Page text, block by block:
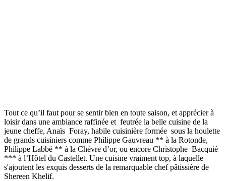
Tout ce qu’il faut pour se sentir bien en toute saison, et apprécier à
loisir dans une ambiance raffinée et feutrée la belle cuisine de la
jeune cheffe, Anaïs Foray, habile cuisinière formée sous la houlette
de grands cuisiniers comme Philippe Gauvreau ** à la Rotonde,
Philippe Labbé ** à la Chèvre d’or, ou encore Christophe Bacquié
*** à l’Hôtel du Castellet. Une cuisine vraiment top, à laquelle
s'ajoutent les exquis desserts de la remarquable chef pâtissière de
Shereen Khelif.